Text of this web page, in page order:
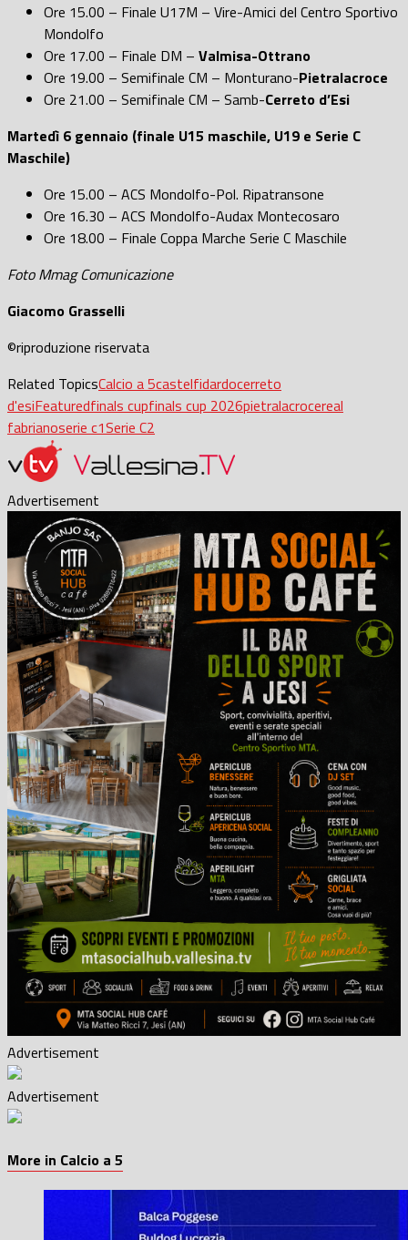
Ore 15.00 – Finale U17M – Vire-Amici del Centro Sportivo
Mondolfo
Ore 17.00 – Finale DM – Valmisa-Ottrano
Ore 19.00 – Semifinale CM – Monturano-Pietralacroce
Ore 21.00 – Semifinale CM – Samb-Cerreto d’Esi
Martedì 6 gennaio (finale U15 maschile, U19 e Serie C
Maschile)
Ore 15.00 – ACS Mondolfo-Pol. Ripatransone
Ore 16.30 – ACS Mondolfo-Audax Montecosaro
Ore 18.00 – Finale Coppa Marche Serie C Maschile
Foto Mmag Comunicazione
Giacomo Grasselli
©riproduzione riservata
Related TopicsCalcio a 5castelfidardocerreto
d'esiFeaturedfinals cupfinals cup 2026pietralacrocereal
fabrianoserie c1Serie C2
Advertisement
Advertisement
Advertisement
More in Calcio a 5